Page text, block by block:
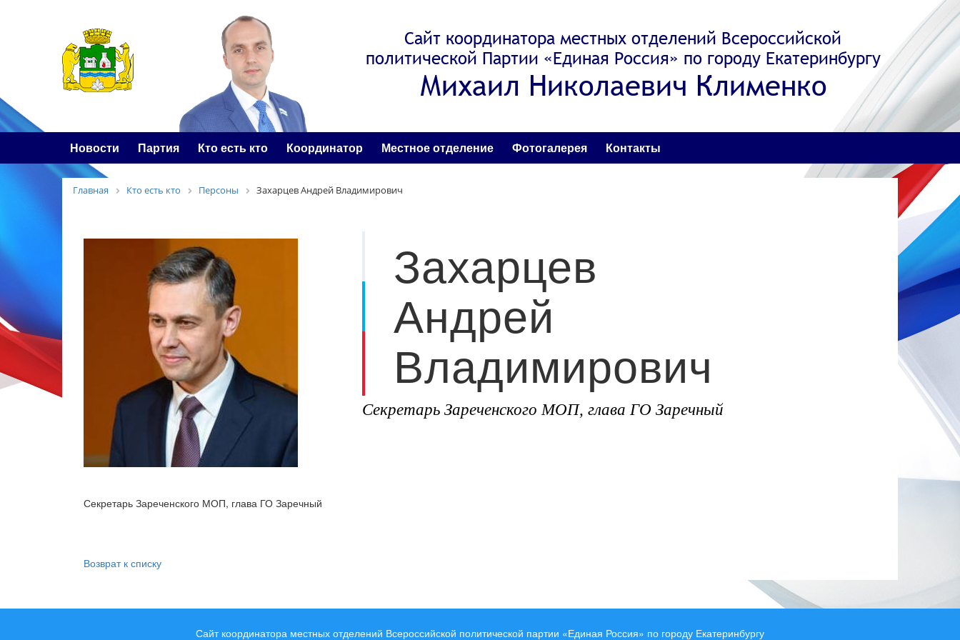
Сайт координатора местных отделений Всероссийской
политической Партии «Единая Россия» по городу Екатеринбургу
Михаил Николаевич Клименко
Новости Партия Кто есть кто Координатор Местное отделение Фотогалерея Контакты
Главная Кто есть кто Персоны Захарцев Андрей Владимирович
Захарцев
Андрей
Владимирович
Секретарь Зареченского МОП, глава ГО Заречный
Секретарь Зареченского МОП, глава ГО Заречный
Возврат к списку
Сайт координатора местных отделений Всероссийской политической партии «Единая Россия» по городу Екатеринбургу